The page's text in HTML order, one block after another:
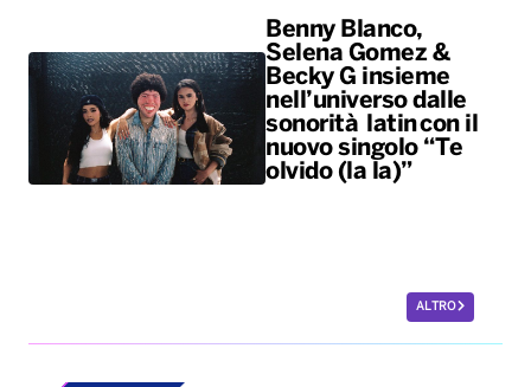
Benny Blanco,
Selena Gomez &
Becky G insieme
nell’universo dalle
sonorità latin con il
nuovo singolo “Te
olvido (la la)”
ALTRO